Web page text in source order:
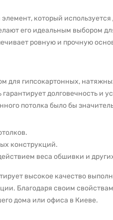
который используется
его идеальным выбором
ровную и прочную
для гипсокартонных,
долговечность и
потолка было бы
конструкций.
веса обшивки и
высокое качество
Благодаря своим
дома или офиса в Киеве.